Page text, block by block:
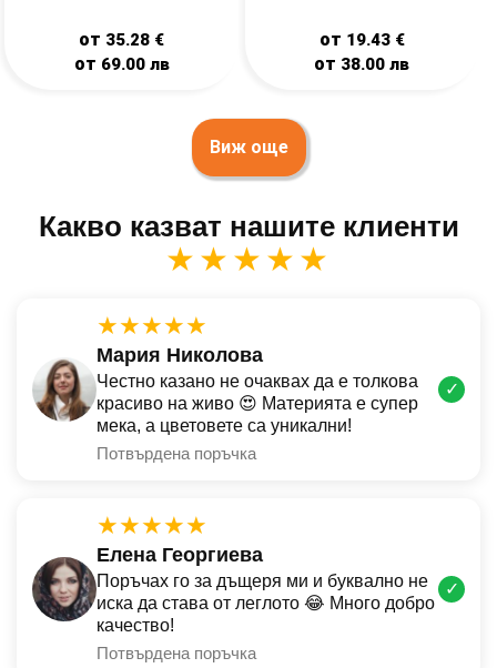
от 35.28 €
от 69.00 лв
от 19.43 €
от 38.00лв
Виж още
Какво казват нашите клиенти
★★★★★
★★★★★
Мария Николова
Честно казано не очаквах да е толкова
красиво на живо 😍 Материята е супер
мека, а цветовете са уникални!
Потвърдена поръчка
✓
★★★★★
Елена Георгиева
Поръчах го за дъщеря ми и буквално не
иска да става от леглото 😂 Много добро
качество!
Потвърдена поръчка
✓